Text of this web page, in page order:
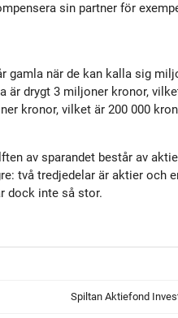
sin partner för
gamla när de kan kalla sig
är drygt 3 miljoner kronor,
kronor, vilket är 200 000
av sparandet består av
två tredjedelar är aktier och
dock inte så stor.
Spiltan Aktiefond